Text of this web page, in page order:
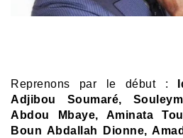
Reprenons par le début :
Adjibou Soumaré,
Abdou Mbaye, Aminata
Boun Abdallah Dionne,